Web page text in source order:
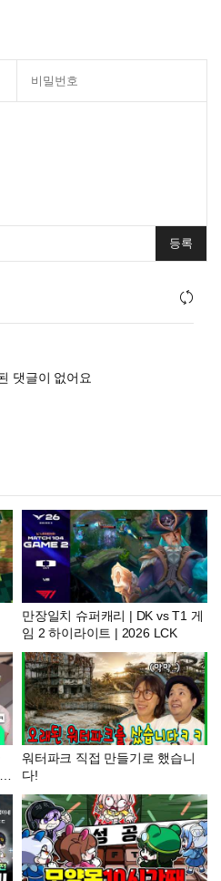
등록
댓글이 없어요
만장일치 슈퍼캐리 | DK vs T1 게
임 2 하이라이트 | 2026 LCK
워터파크 직접 만들기로 했습니
다!